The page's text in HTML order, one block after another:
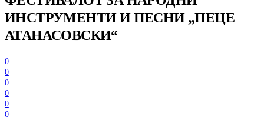
ИНСТРУМЕНТИ И ПЕСНИ „ПЕЦЕ
АТАНАСОВСКИ“
0
0
0
0
0
0